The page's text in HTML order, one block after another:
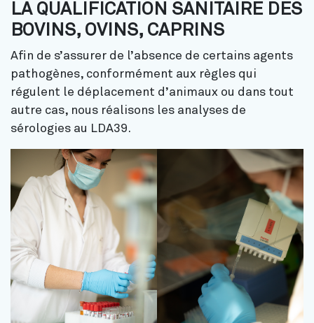
LA QUALIFICATION SANITAIRE DES
BOVINS, OVINS, CAPRINS
Afin de s’assurer de l’absence de certains agents
pathogènes, conformément aux règles qui
régulent le déplacement d’animaux ou dans tout
autre cas, nous réalisons les analyses de
sérologies au LDA39.